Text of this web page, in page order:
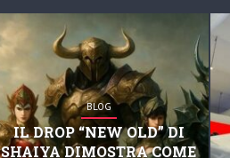
BLOG
IL DROP “NEW OLD” DI
SHAIYA DIMOSTRA COME